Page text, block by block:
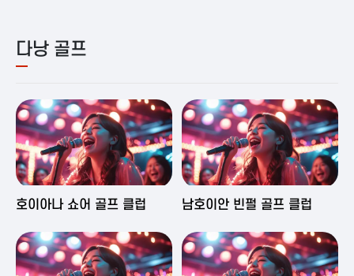
다낭 골프
2025-06-03 16:43
호이아나 쇼어 골프 클럽 2025-06-03 15:09
남호이안 빈펄 골프 클럽